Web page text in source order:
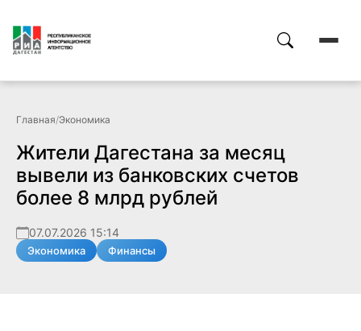
Главная/Экономика
Жители Дагестана за месяц
вывели из банковских счетов
более 8 млрд рублей
07.07.2026 15:14
Экономика Финансы